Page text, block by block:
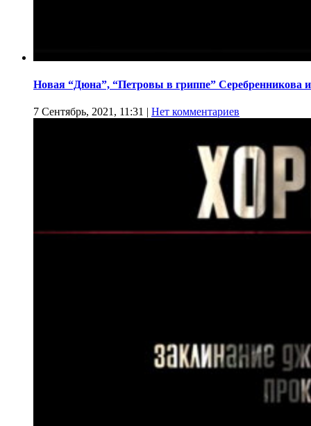
Новая “Дюна”, “Петровы в гриппе” Серебренникова
7 Сентябрь, 2021, 11:31 | Нет комментариев